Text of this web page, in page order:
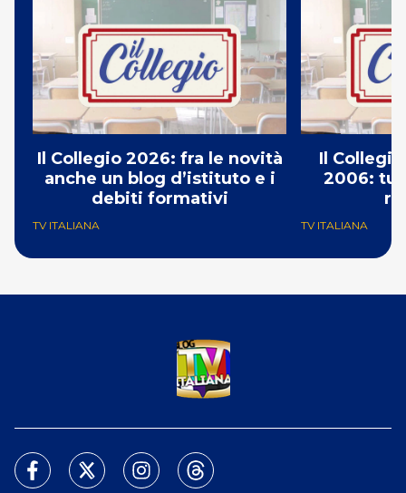
Il Collegio 2026: fra le novità
anche un blog d’istituto e i
debiti formativi
TV ITALIANA
Il
2006:
TV ITALIANA